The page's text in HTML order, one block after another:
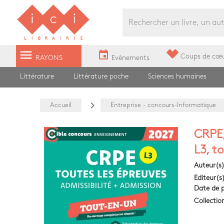
Librairie Ici Grands Boulevards
menu RAYONS event Evènements Coups de
Littérature Littérature poche Sciences humaines
Accueil navigate_next Entreprise - concours-Informatique
L3,
Auteur(s)
Editeur(s)
Date de